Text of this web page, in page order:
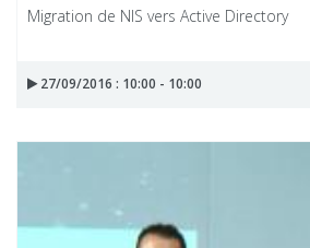
Migration de NIS vers Active Directory
27/09/2016 : 10:00 - 10:00